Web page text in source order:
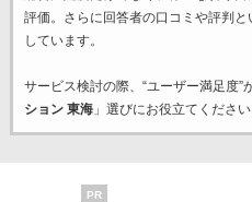
評価。さらに回答者の口コミや評判
しています。
サービス検討の際、“ユーザー満足度”
ション 東海」選びにお役立てください
PR